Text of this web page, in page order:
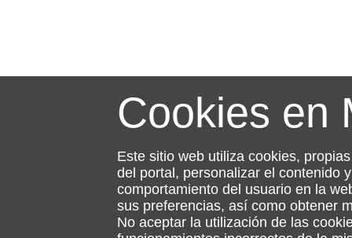
Cookies en
Este sitio web utiliza cookies,
del portal, personalizar el contenido
comportamiento del usuario en la
sus preferencias, así como obtener
No aceptar la utilización de las